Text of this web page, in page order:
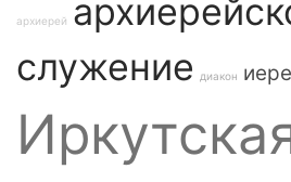
архиерей
служение
диакон